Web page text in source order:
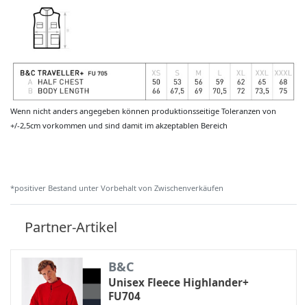
Wenn nicht anders angegeben können produktionsseitige Toleranzen von
+/-2,5cm vorkommen und sind damit im akzeptablen Bereich
*positiver Bestand unter Vorbehalt von Zwischenverkäufen
Partner-Artikel
B&C
Unisex Fleece Highlander+
FU704